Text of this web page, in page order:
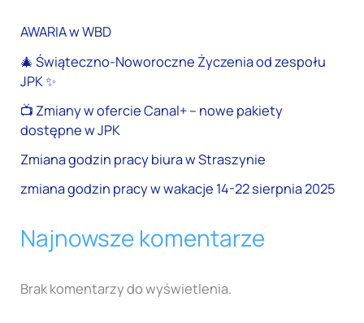
AWARIA w WBD
🎄 Świąteczno-Noworoczne Życzenia od zespołu
JPK ✨
📺 Zmiany w ofercie Canal+ – nowe pakiety
dostępne w JPK
Zmiana godzin pracy biura w Straszynie
zmiana godzin pracy w wakacje 14-22 sierpnia 2025
Najnowsze komentarze
Brak komentarzy do wyświetlenia.